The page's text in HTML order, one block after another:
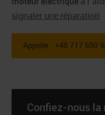
signaler une réparation
Appeler : +48 717 500
Confiez-nous